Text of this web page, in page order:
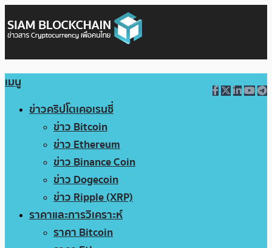
เมนู
ข่าวคริปโตเคอเรนซี่
ข่าว Bitcoin
ข่าว Ethereum
ข่าว Binance Coin
ข่าว Dogecoin
ข่าว Ripple (XRP)
ราคาและการวิเคราะห์
ราคา Bitcoin